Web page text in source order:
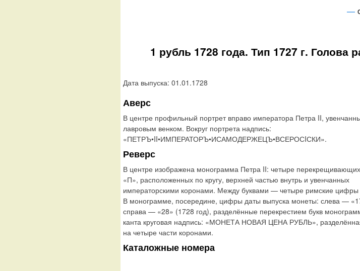
1 рубль 1728 года. Тип 1727 г.
Дата выпуска: 01.01.1728
Аверс
В центре профильный портрет вправо императора Петра II,
лавровым венком. Вокруг портрета надпись:
«ПЕТРЪ•II•ИМПЕРАТОРЪ•ИСАМОДЕРЖЕЦЪ•ВСЕРОСIСКИ».
Реверс
В центре изображена монограмма Петра II: четыре
«П», расположенных по кругу, верхней частью внутрь и увенчанных
императорскими коронами. Между буквами — четыре римские цифры
В монограмме, посередине, цифры даты выпуска монеты: слева —
справа — «28» (1728 год), разделённые перекрестием букв
канта круговая надпись: «МОНЕТА НОВАЯ ЦЕНА РУБЛЬ»,
на четыре части коронами.
Каталожные номера